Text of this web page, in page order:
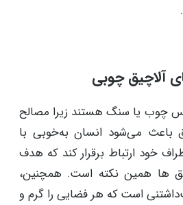
آلاچیق چوبی
چوب یا سنگ هستند زیرا مصالح
باعث می‌شود انسان به‌خوبی با
خود ارتباط برقرار کند که هدف
ها همین نکته است. همچنین،
است که هر فضایی را گرم و